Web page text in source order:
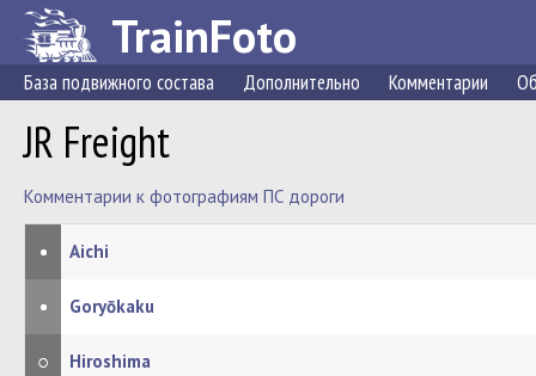
TrainFoto
База подвижного состава Дополнительно Комментарии
JR Freight
Комментарии к фотографиям ПС дороги
• Aichi
• Goryōkaku
○ Hiroshima